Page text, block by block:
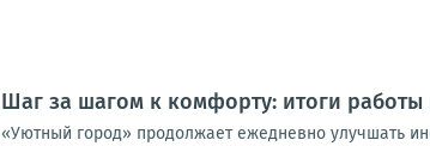
Шаг за шагом к комфорту: итоги
«Уютный город» продолжает ежедневно улучшать